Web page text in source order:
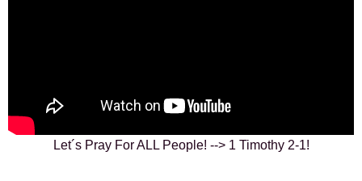
Let´s Pray For ALL People! --> 1 Timothy 2-1!